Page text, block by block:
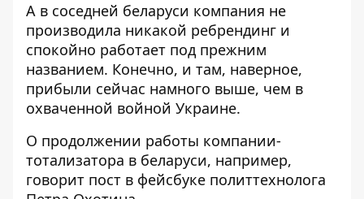
А в соседней беларуси компания не
производила никакой ребрендинг и
спокойно работает под прежним
названием. Конечно, и там, наверное,
прибыли сейчас намного выше, чем в
охваченной войной Украине.
О продолжении работы компании-
тотализатора в беларуси, например,
говорит пост в фейсбуке политтехнолога